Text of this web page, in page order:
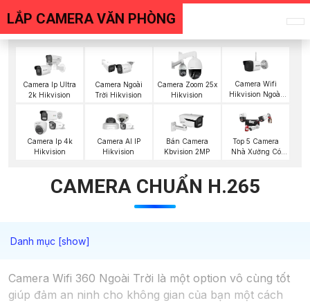
LẮP CAMERA VĂN PHÒNG
Camera Ip Ultra
2k Hikvision
Camera Ngoài
Trời Hikvision
Camera Zoom 25x
Hikvision
Camera Wifi
Hikvision Ngoài
Camera Ip 4k
Hikvision
Camera AI IP
Hikvision
Bán Camera
Kbvision 2MP
Top 5 Camera
Nhà Xưởng Có
CAMERA CHUẨN H.265
Camera Wifi 360 Ngoài Trời là một option vô cùng tốt
giúp đảm an ninh cho không gian của bạn một cách